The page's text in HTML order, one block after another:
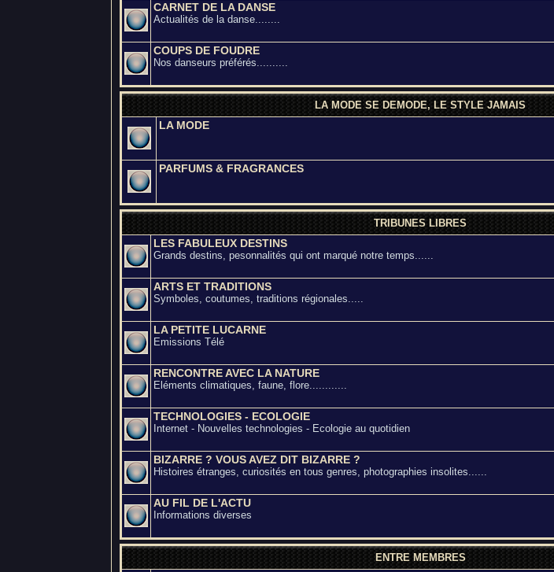
CARNET DE LA DANSE
Actualités de la danse........
COUPS DE FOUDRE
Nos danseurs préférés..........
LA MODE SE DEMODE, LE STYLE JAMAIS
LA MODE
PARFUMS & FRAGRANCES
TRIBUNES LIBRES
LES FABULEUX DESTINS
Grands destins, pesonnalités qui ont marqué notre temps......
ARTS ET TRADITIONS
Symboles, coutumes, traditions régionales.....
LA PETITE LUCARNE
Emissions Télé
RENCONTRE AVEC LA NATURE
Eléments climatiques, faune, flore............
TECHNOLOGIES - ECOLOGIE
Internet - Nouvelles technologies - Ecologie au quotidien
BIZARRE ? VOUS AVEZ DIT BIZARRE ?
Histoires étranges, curiosités en tous genres, photographies insolites......
AU FIL DE L'ACTU
Informations diverses
ENTRE MEMBRES